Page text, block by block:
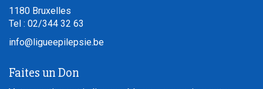
1180 Bruxelles
Tel : 02/344 32 63
info@ligueepilepsie.be
Faites un Don